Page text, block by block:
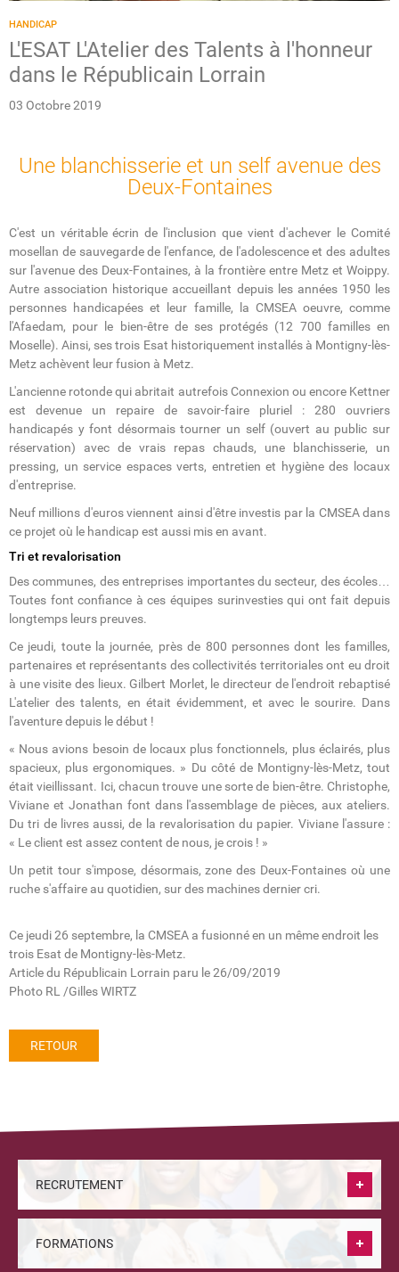
HANDICAP
L'ESAT L'Atelier des Talents à l'honneur
dans le Républicain Lorrain
03 Octobre 2019
Une blanchisserie et un self avenue des
Deux-Fontaines
C'est un véritable écrin de l'inclusion que vient d'achever le Comité
mosellan de sauvegarde de l'enfance, de l'adolescence et des adultes
sur l'avenue des Deux-Fontaines, à la frontière entre Metz et Woippy.
Autre association historique accueillant depuis les années 1950 les
personnes handicapées et leur famille, la CMSEA oeuvre, comme
l'Afaedam, pour le bien-être de ses protégés (12 700 familles en
Moselle). Ainsi, ses trois Esat historiquement installés à Montigny-lès-
Metz achèvent leur fusion à Metz.
L'ancienne rotonde qui abritait autrefois Connexion ou encore Kettner
est devenue un repaire de savoir-faire pluriel : 280 ouvriers
handicapés y font désormais tourner un self (ouvert au public sur
réservation) avec de vrais repas chauds, une blanchisserie, un
pressing, un service espaces verts, entretien et hygiène des locaux
d'entreprise.
Neuf millions d'euros viennent ainsi d'être investis par la CMSEA dans
ce projet où le handicap est aussi mis en avant.
Tri et revalorisation
Des communes, des entreprises importantes du secteur, des écoles…
Toutes font confiance à ces équipes surinvesties qui ont fait depuis
longtemps leurs preuves.
Ce jeudi, toute la journée, près de 800 personnes dont les familles,
partenaires et représentants des collectivités territoriales ont eu droit
à une visite des lieux. Gilbert Morlet, le directeur de l'endroit rebaptisé
L'atelier des talents, en était évidemment, et avec le sourire. Dans
l'aventure depuis le début !
« Nous avions besoin de locaux plus fonctionnels, plus éclairés, plus
spacieux, plus ergonomiques. » Du côté de Montigny-lès-Metz, tout
était vieillissant. Ici, chacun trouve une sorte de bien-être. Christophe,
Viviane et Jonathan font dans l'assemblage de pièces, aux ateliers.
Du tri de livres aussi, de la revalorisation du papier. Viviane l'assure :
« Le client est assez content de nous, je crois ! »
Un petit tour s'impose, désormais, zone des Deux-Fontaines où une
ruche s'affaire au quotidien, sur des machines dernier cri.
Ce jeudi 26 septembre, la CMSEA a fusionné en un même endroit les
trois Esat de Montigny-lès-Metz.
Article du Républicain Lorrain paru le 26/09/2019
Photo RL /Gilles WIRTZ
RETOUR
RECRUTEMENT
FORMATIONS